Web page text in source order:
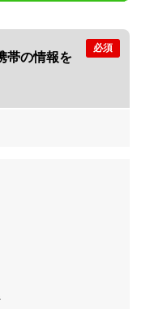
帯の情報を
必須